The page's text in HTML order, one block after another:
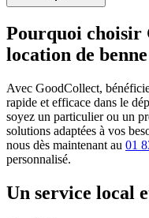
Pourquoi choisir
location de
Avec GoodCollect,
rapide et efficace dans le
soyez un particulier ou un
solutions adaptées à vos
nous dès maintenant au 01
personnalisé.
Un service local